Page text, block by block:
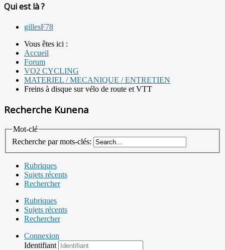
Qui est là ?
gillesF78
Vous êtes ici :
Accueil
Forum
VO2 CYCLING
MATERIEL / MECANIQUE / ENTRETIEN
Freins à disque sur vélo de route et VTT
Recherche Kunena
Mot-clé
Recherche par mots-clés:
Rubriques
Sujets récents
Rechercher
Rubriques
Sujets récents
Rechercher
Connexion
Identifiant